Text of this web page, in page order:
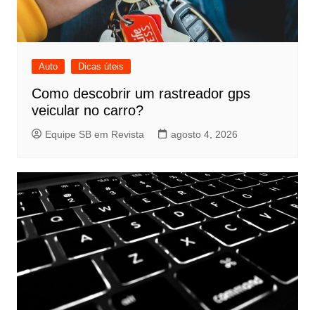
Auto Dicas úteis
Como descobrir um rastreador gps
veicular no carro?
Equipe SB em Revista agosto 4, 2026